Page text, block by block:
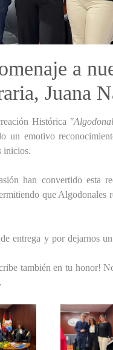
a
Juana
Histórica
un emotivo
inicios.
han convertido esta
que Algodonales
entrega y por dejarnos
también en tu honor!